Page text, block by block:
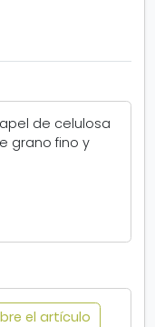
e
1
de celulosa
grano fino y
el artículo